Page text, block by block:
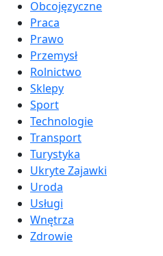
Obcojęzyczne
Praca
Prawo
Przemysł
Rolnictwo
Sklepy
Sport
Technologie
Transport
Turystyka
Ukryte Zajawki
Uroda
Usługi
Wnętrza
Zdrowie